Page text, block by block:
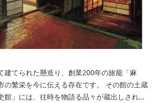
建てられた懸造り、創業200年の旅籠「麻
の繁栄を今に伝える存在です。 その館の土蔵
館」には、往時を物語る品々が蔵出しされ、